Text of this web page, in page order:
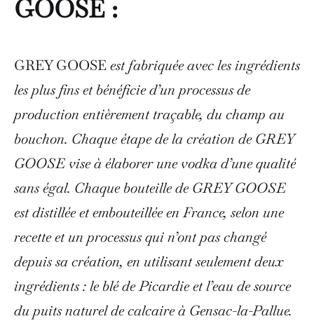
GOOSE :
GREY GOOSEest fabriquée avec les ingrédients
les plus fins et bénéficie d’un processus de
production entièrement traçable, du champ au
bouchon. Chaque étape de la création de GREY
GOOSE vise à élaborer une vodka d’une qualité
sans égal. Chaque bouteille de GREY GOOSE
est distillée et embouteillée en France, selon une
recette et un processus qui n’ont pas changé
depuis sa création, en utilisant seulement deux
ingrédients : le blé de Picardie et l’eau de source
du puits naturel de calcaire à Gensac-la-Pallue.